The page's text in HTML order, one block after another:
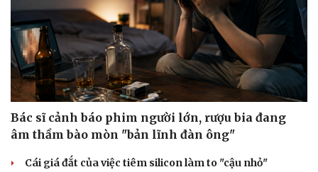
Bác sĩ cảnh báo phim người lớn, rượu bia đang
âm thầm bào mòn "bản lĩnh đàn ông"
Cái giá đắt của việc tiêm silicon làm to "cậu nhỏ"